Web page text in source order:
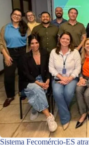
Sistema Fecomércio-ES